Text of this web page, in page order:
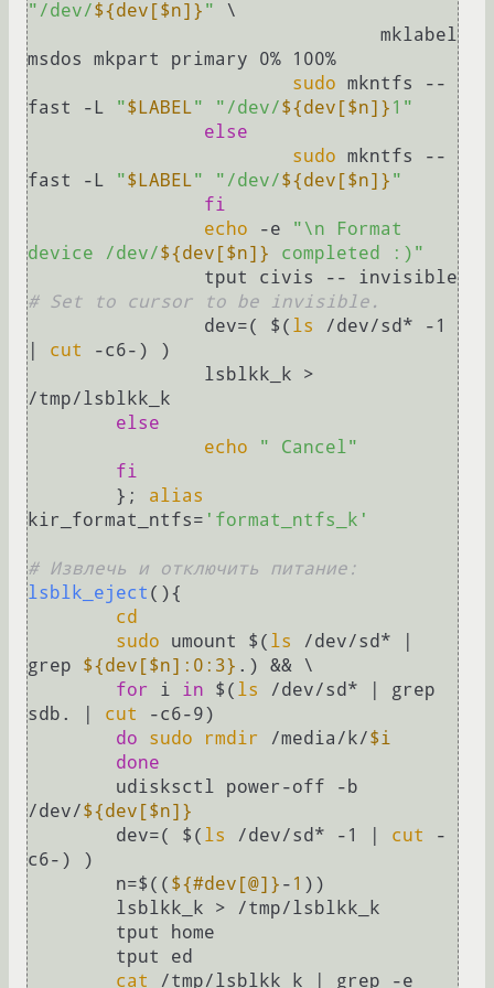
"/dev/${dev[$n]} "
\
msdos mkpart primary 0% 100%
sudo mkntfs --
fast -L
"$LABEL" "/dev/${dev[$n]} 1"
else
sudo mkntfs --
fast -L
"$LABEL" "/dev/${dev[$n]} "
fi
echo -e
"\n Format
device /dev/${dev[$n]}
completed :)"
		tput civis -- invisible
# Set to cursor to be invisible.
		dev=( $(
ls
/dev/sd* -1
cut
-c6-) )
/tmp/lsblkk_k
else
echo
" Cancel"
fi
	};
alias
kir_format_ntfs= 'format_ntfs_k'
# Извлечь и отключить питание:
lsblk_eject (){
cd
sudo umount $( ls
/dev/sd* |
grep ${dev[$n]:0:3} .) && \
for
i in $( ls
/dev/sd* | grep
sdb. | cut
-c6-9)
do
sudo rmdir /media/k/$i
done
/dev/${dev[$n]}
	dev=( $(
ls /dev/sd* -1 | cut
-
c6-) )
	n=$((
${#dev[@]} - 1 ))
cat